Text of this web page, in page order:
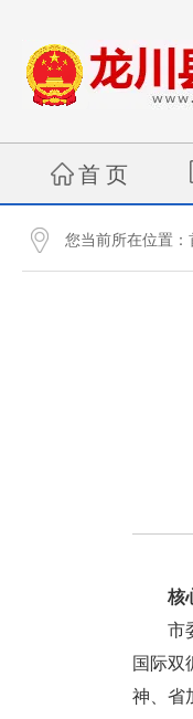
首 页
您当前所在位置：
核
市委
国际双
神、省